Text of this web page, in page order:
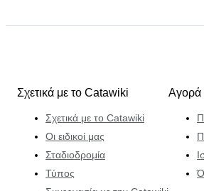
Σχετικά με το Catawiki
Σχετικά με το Catawiki
Οι ειδικοί μας
Σταδιοδρομία
Τύπος
Αγορά